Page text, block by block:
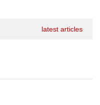
latest articles